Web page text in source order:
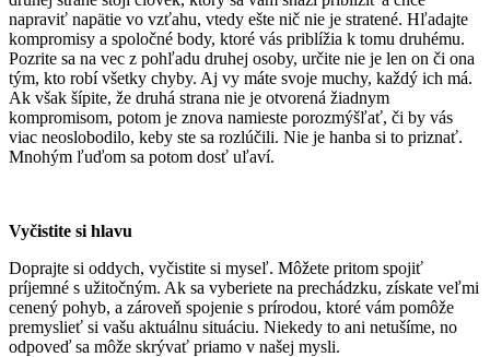
napraviť napätie vo vzťahu, vtedy ešte nič nie je stratené. Hľadajte
kompromisy a spoločné body, ktoré vás priblížia k tomu druhému.
Pozrite sa na vec z pohľadu druhej osoby, určite nie je len on či ona
tým, kto robí všetky chyby. Aj vy máte svoje muchy, každý ich má.
Ak však šípite, že druhá strana nie je otvorená žiadnym
kompromisom, potom je znova namieste porozmýšľať, či by vás
viac neoslobodilo, keby ste sa rozlúčili. Nie je hanba si to priznať.
Mnohým ľuďom sa potom dosť uľaví.
Vyčistite si hlavu
Doprajte si oddych, vyčistite si myseľ. Môžete pritom spojiť
príjemné s užitočným. Ak sa vyberiete na prechádzku, získate veľmi
cenený pohyb, a zároveň spojenie s prírodou, ktoré vám pomôže
premyslieť si vašu aktuálnu situáciu. Niekedy to ani netušíme, no
odpoveď sa môže skrývať priamo v našej mysli.